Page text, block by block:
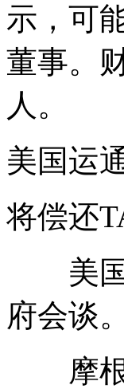
示，可
董事。
人。
美国运
将偿还
美国
府会谈。
摩根